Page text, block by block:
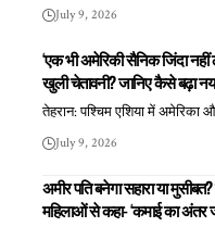
July 9, 2026
‘एक भी अमेरिकी सैनिक जिंदा
खुली चेतावनी? जानिए कैसे बढ़ा
तेहरान: पश्चिम एशिया में अमेरिका
July 9, 2026
अमीर पति बनेगा सहारा या
महिलाओं से कहा- ‘कमाई का अंतर